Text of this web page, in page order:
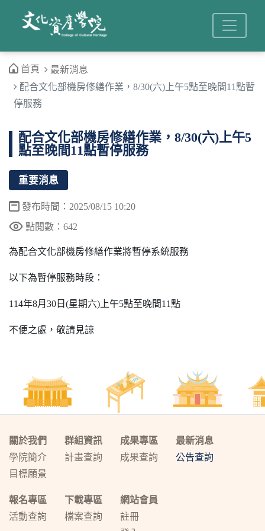
首頁
最新消息
配合文化部機房修繕作業，8/30(六)上午5點至晚間11點暫
停服務
配合文化部機房修繕作業，8/30(六)上午5
點至晚間11點暫停服務
重要消息
發布時間：2025/08/15 10:20
點閱數：642
為配合文化部機房修繕作業將暫停系統服務
以下為暫停服務時段：
114年8月30日(星期六)上午5點至晚間11點
不便之處，敬請見諒
關於我們
學院簡介
目標願景
群組資訊
計畫查詢
成果專區
成果查詢
最新消息
公告查詢
報名專區
活動查詢
下載專區
檔案查詢
網站會員
註冊